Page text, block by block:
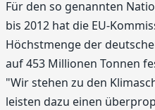
Für den so genannten
bis 2012 hat die EU-
Höchstmenge der
auf 453 Millionen Tonnen
"Wir stehen zu den
leisten dazu einen